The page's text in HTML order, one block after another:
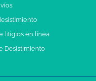
litigios en línea
Desistimiento